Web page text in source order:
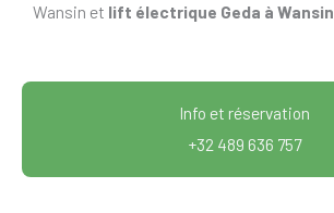
Wansin et lift électrique Geda à Wansin
Info et réservation
+32 489 636 757